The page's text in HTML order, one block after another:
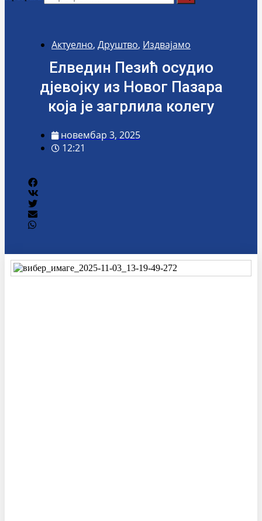
Актуелно, Друштво, Издвајамо
Елведин Пезић осудио
дјевојку из Новог Пазара
која је загрлила колегу
новембар 3, 2025
12:21